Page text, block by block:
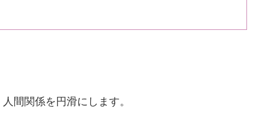
間関係を円滑にします。